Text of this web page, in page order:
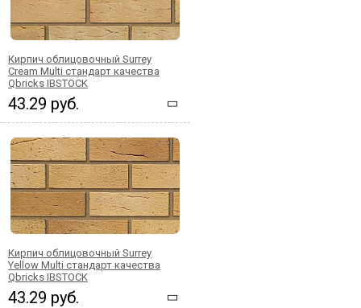
Кирпич облицовочный Surrey
Cream Multi стандарт качества
Qbricks IBSTOCK
43.29 руб.
Кирпич облицовочный Surrey
Yellow Multi стандарт качества
Qbricks IBSTOCK
43.29 руб.